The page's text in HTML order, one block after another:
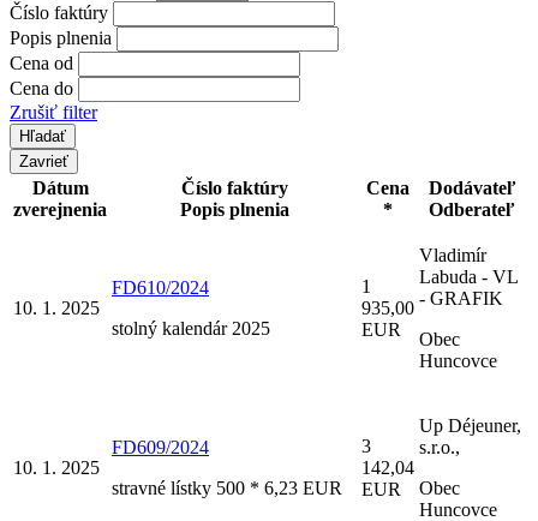
Číslo faktúry
Popis plnenia
Cena od
Cena do
Zrušiť filter
Zavrieť
Dátum
zverejnenia
Číslo faktúry
Popis plnenia
Cena
*
Dodávateľ
Odberateľ
10. 1. 2025
FD610/2024
stolný kalendár 2025
1
935,00
EUR
Vladimír
Labuda - VL
- GRAFIK
Obec
Huncovce
10. 1. 2025
FD609/2024
stravné lístky 500 * 6,23 EUR
3
142,04
EUR
Up Déjeuner,
s.r.o.,
Obec
Huncovce